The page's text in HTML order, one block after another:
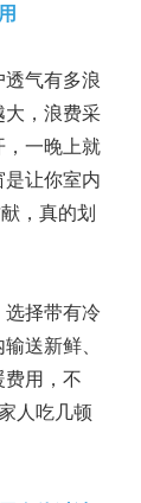
气有多浪
，浪费采
一晚上就
让你室内
，真的划
择带有冷
送新鲜、
用，不
人吃几顿